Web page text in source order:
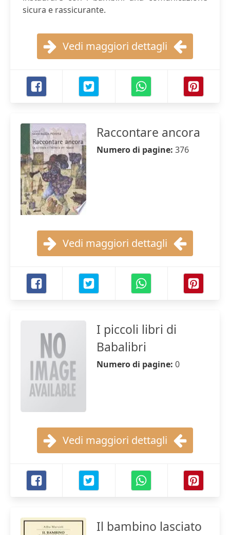
sicura e rassicurante.
Vedi maggiori dettagli
Raccontare ancora
Numero di pagine: 376
Vedi maggiori dettagli
I piccoli libri di
Babalibri
Numero di pagine: 0
Vedi maggiori dettagli
Il bambino lasciato